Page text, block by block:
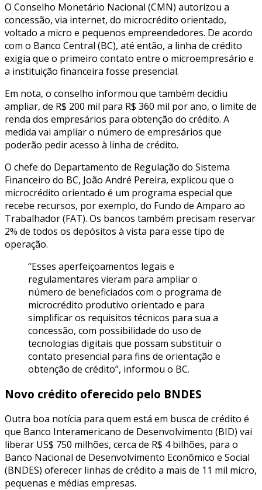
O Conselho Monetário Nacional (CMN) autorizou a
concessão, via internet, do microcrédito orientado,
voltado a micro e pequenos empreendedores. De acordo
com o Banco Central (BC), até então, a linha de crédito
exigia que o primeiro contato entre o microempresário e
a instituição financeira fosse presencial.
Em nota, o conselho informou que também decidiu
ampliar, de R$ 200 mil para R$ 360 mil por ano, o limite de
renda dos empresários para obtenção do crédito. A
medida vai ampliar o número de empresários que
poderão pedir acesso à linha de crédito.
O chefe do Departamento de Regulação do Sistema
Financeiro do BC, João André Pereira, explicou que o
microcrédito orientado é um programa especial que
recebe recursos, por exemplo, do Fundo de Amparo ao
Trabalhador (FAT). Os bancos também precisam reservar
2% de todos os depósitos à vista para esse tipo de
operação.
“Esses aperfeiçoamentos legais e
regulamentares vieram para ampliar o
número de beneficiados com o programa de
microcrédito produtivo orientado e para
simplificar os requisitos técnicos para sua a
concessão, com possibilidade do uso de
tecnologias digitais que possam substituir o
contato presencial para fins de orientação e
obtenção de crédito”, informou o BC.
Novo crédito oferecido pelo BNDES
Outra boa notícia para quem está em busca de crédito é
que Banco Interamericano de Desenvolvimento (BID) vai
liberar US$ 750 milhões, cerca de R$ 4 bilhões, para o
Banco Nacional de Desenvolvimento Econômico e Social
(BNDES) oferecer linhas de crédito a mais de 11 mil micro,
pequenas e médias empresas.